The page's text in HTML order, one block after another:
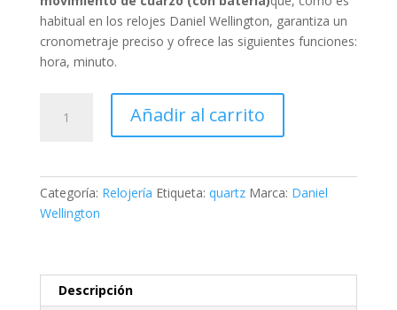
habitual en los relojes Daniel Wellington, garantiza un
cronometraje preciso y ofrece las siguientes funciones:
hora, minuto.
Wellington
Añadir al carrito
Categoría: Relojería Etiqueta: quartz Marca: Daniel
Wellington
Descripción